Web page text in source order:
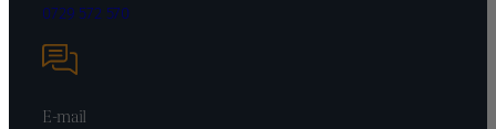
0729 572 570
E-mail